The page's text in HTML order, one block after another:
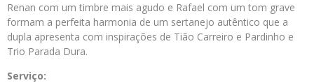
Renan com um timbre mais agudo e Rafael com um tom grave
formam a perfeita harmonia de um sertanejo autêntico que a
dupla apresenta com inspirações de Tião Carreiro e Pardinho e
Trio Parada Dura.
Serviço: